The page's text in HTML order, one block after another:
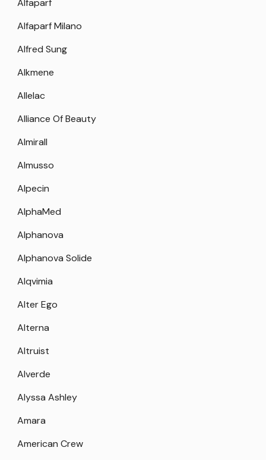
Alfaparf
Alfaparf Milano
Alfred Sung
Alkmene
Allelac
Alliance Of Beauty
Almirall
Almusso
Alpecin
AlphaMed
Alphanova
Alphanova Solide
Alqvimia
Alter Ego
Alterna
Altruist
Alverde
Alyssa Ashley
Amara
American Crew